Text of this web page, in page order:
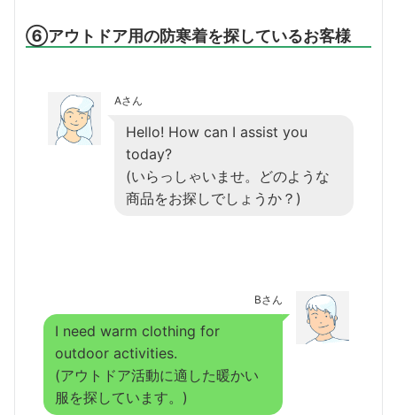
⑥アウトドア用の防寒着を探しているお客様
Aさん
Hello! How can I assist you
today?
(いらっしゃいませ。どのような
商品をお探しでしょうか？)
Bさん
I need warm clothing for
outdoor activities.
(アウトドア活動に適した暖かい
服を探しています。)